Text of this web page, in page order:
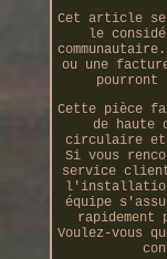
Cet article
le
ou une
pourront
Cette pièce
de haute
circulaire et
Si vous
service
l'installation
équipe
rapidement
Voulez-vous